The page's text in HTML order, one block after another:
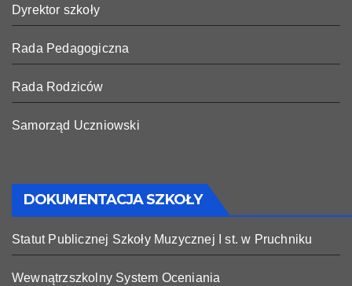
Dyrektor szkoły
Rada Pedagogiczna
Rada Rodziców
Samorząd Uczniowski
DOKUMENTACJA SZKOŁY
Statut Publicznej Szkoły Muzycznej I st. w Pruchniku
Wewnątrzszkolny System Oceniania